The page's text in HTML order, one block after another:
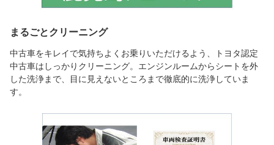
まるごとクリーニング
中古車をキレイで気持ちよくお乗りいただけるよう、トヨタ認定
中古車はしっかりクリーニング。エンジンルームからシートを外
した洗浄まで、目に見えないところまで徹底的に洗浄していま
す。